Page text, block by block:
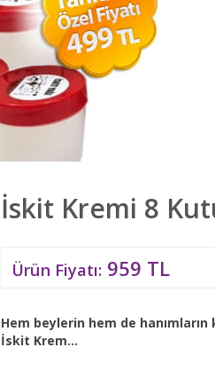
İskit Kremi 8
Ürün Fiyatı:959 TL
Hem beylerin hem de
İskit Krem...